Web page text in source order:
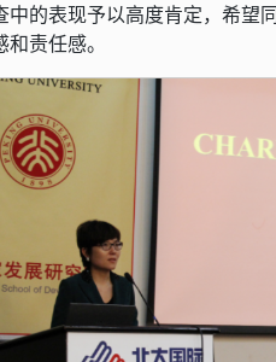
中的表现予以高度肯定，希望
和责任感。